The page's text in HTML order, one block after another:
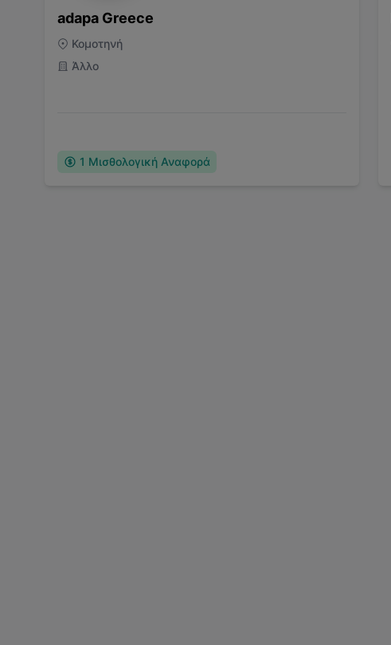
adapa Greece
Κομοτηνή
Άλλο
1 Μισθολογική Αναφορά